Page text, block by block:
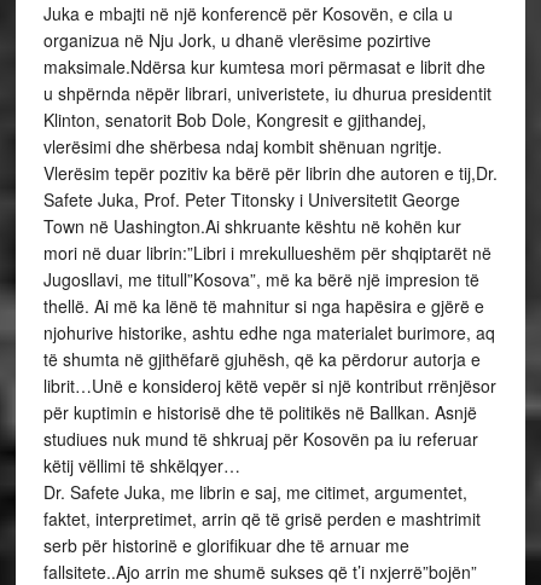
Juka e mbajti në një konferencë për Kosovën, e cila u
organizua në Nju Jork, u dhanë vlerësime pozirtive
maksimale.Ndërsa kur kumtesa mori përmasat e librit dhe
u shpërnda nëpër librari, univeristete, iu dhurua presidentit
Klinton, senatorit Bob Dole, Kongresit e gjithandej,
vlerësimi dhe shërbesa ndaj kombit shënuan ngritje.
Vlerësim tepër pozitiv ka bërë për librin dhe autoren e tij,Dr.
Safete Juka, Prof. Peter Titonsky i Universitetit George
Town në Uashington.Ai shkruante kështu në kohën kur
mori në duar librin:”Libri i mrekullueshëm për shqiptarët në
Jugosllavi, me titull”Kosova”, më ka bërë një impresion të
thellë. Ai më ka lënë të mahnitur si nga hapësira e gjërë e
njohurive historike, ashtu edhe nga materialet burimore, aq
të shumta në gjithëfarë gjuhësh, që ka përdorur autorja e
librit…Unë e konsideroj këtë vepër si një kontribut rrënjësor
për kuptimin e historisë dhe të politikës në Ballkan. Asnjë
studiues nuk mund të shkruaj për Kosovën pa iu referuar
këtij vëllimi të shkëlqyer…
Dr. Safete Juka, me librin e saj, me citimet, argumentet,
faktet, interpretimet, arrin që të grisë perden e mashtrimit
serb për historinë e glorifikuar dhe të arnuar me
fallsitete..Ajo arrin me shumë sukses që t’i nxjerrë”bojën”